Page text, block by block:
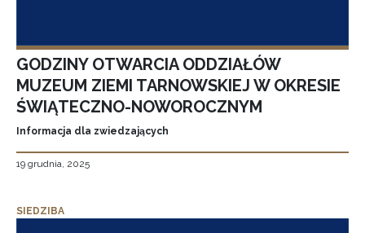
GODZINY OTWARCIA ODDZIAŁÓW
MUZEUM ZIEMI TARNOWSKIEJ W OKRESIE
ŚWIĄTECZNO-NOWOROCZNYM
Informacja dla zwiedzających
19 grudnia, 2025
SIEDZIBA